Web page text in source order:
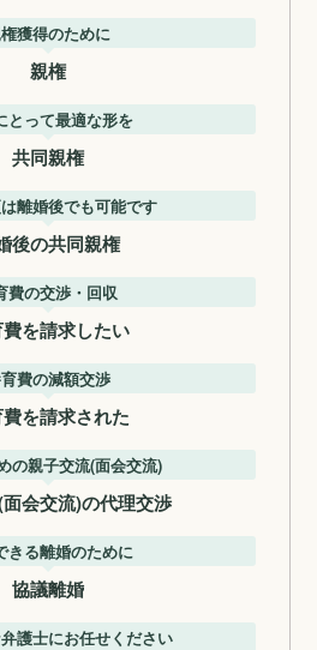
獲得のために
親権
とって最適な形を
共同親権
離婚後でも可能です
後の共同親権
費の交渉・回収
を請求したい
費の減額交渉
を請求された
の親子交流(面会交流)
会交流)の代理交渉
きる離婚のために
協議離婚
護士にお任せください